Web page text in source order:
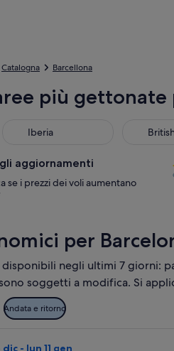
Catalogna Barcellona
più gettonate
Iberia
Iberia British
aggiornamenti
se i prezzi dei voli aumentano
per
negli ultimi 7 giorni:
soggetti a modifica. Si
Andata e ritorno
dic - lun 11 gen